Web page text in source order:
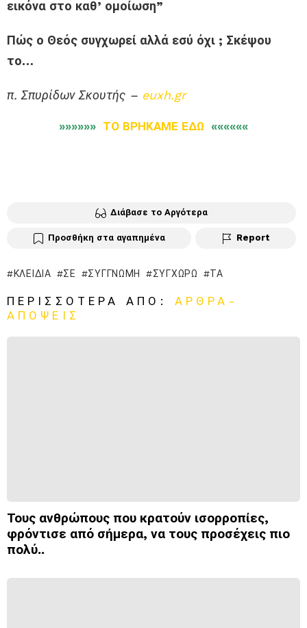
εικόνα στο καθ’ ομοίωση”
Πώς ο Θεός συγχωρεί αλλά εσύ όχι ; Σκέψου
το…
π. Σπυρίδων Σκουτής – euxh.gr
»»»»»» ΤΟ ΒΡΗΚΑΜΕ ΕΔΩ ««««««
Διάβασε το Αργότερα
Προσθήκη στα αγαπημένα Report
ΚΛΕΙΔΙΆ ΣΕ ΣΥΓΓΝΏΜΗ ΣΥΓΧΩΡΏ ΤΑ
ΠΕΡΙΣΣΌΤΕΡΑ ΑΠΌ: ΑΡΘΡΑ-
ΑΠΟΨΕΙΣ
Τους ανθρώπους που κρατούν ισορροπίες,
φρόντισε από σήμερα, να τους προσέχεις πιο
πολύ..